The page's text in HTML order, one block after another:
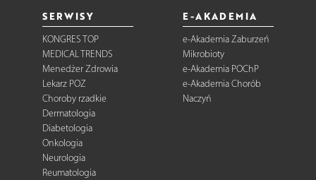
SERWISY
KONGRES TOP
MEDICAL TRENDS
Menedżer Zdrowia
Lekarz POZ
Choroby rzadkie
Dermatologia
Diabetologia
Onkologia
Neurologia
Reumatologia
E-AKADEMIA
e-Akademia Zaburzeń
Mikrobioty
e-Akademia POChP
e-Akademia Chorób
Naczyń